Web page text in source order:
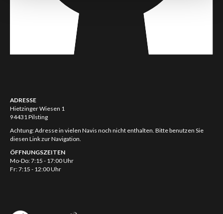
ADRESSE
Hietzinger Wiesen 1
94431 Pilsting
Achtung: Adresse in vielen Navis noch nicht enthalten. Bitte benutzen Sie
diesen Link zur Navigation.
ÖFFNUNGSZEITEN
Mo-Do: 7:15 - 17:00 Uhr
Fr: 7:15 - 12:00 Uhr